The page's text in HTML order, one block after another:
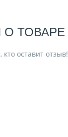
ТОВАРЕ
оставит отзыв!